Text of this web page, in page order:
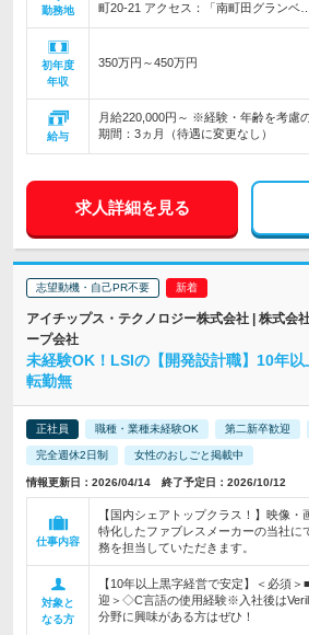
勤務地
町20-21 アクセス：「南町田グランベ…
初年度
年収
350万円～450万円
給与
月給220,000円～ ※経験・年齢を考慮
期間：3ヵ月（待遇に変更なし）
求人詳細を見る
志望動機・自己PR不要
アイチップス・テクノロジー株式会社 | 株式会
ープ会社
未経験OK！LSIの【開発設計職】10年
転勤無
正社員 職種・業種未経験OK 第二新卒歓迎
完全週休2日制 女性のおしごと掲載中
情報更新日：2026/04/14 終了予定日：2026/10/12
仕事内容
【国内シェアトップクラス！】映像・
特化したファブレスメーカーの当社に
務を担当していただきます。
対象と
なる方
【10年以上黒字経営で安定】＜必須
迎＞◇C言語の使用経験※入社後は
分野に興味がある方はぜひ！